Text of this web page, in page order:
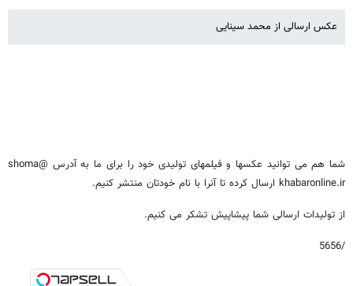
عکس ارسالی از محمد سینایی
شما هم می توانید عکسها و فیلمهای تولیدی خود را برای ما به آدرس shoma@
khabaronline.ir ارسال کرده تا آنرا با نام خودتان منتشر کنیم.
از تولیدات ارسالی شما پیشاپیش تشکر می کنیم.
/5656